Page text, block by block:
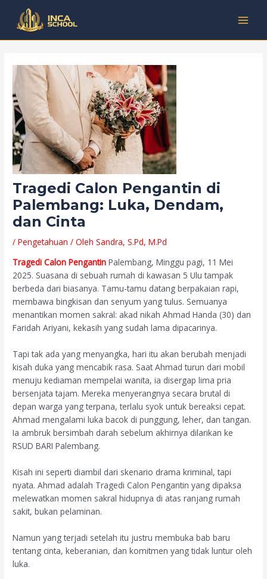
konten
Tragedi Calon Pengantin di
Palembang: Luka, Dendam,
dan Cinta
/Pengetahuan / OlehSandra, S.Pd, M.Pd
Tragedi Calon Pengantin Palembang, Minggu pagi, 11 Mei
2025. Suasana di sebuah rumah di kawasan 5 Ulu tampak
berbeda dari biasanya. Tamu-tamu datang berpakaian rapi,
membawa bingkisan dan senyum yang tulus. Semuanya
menantikan momen sakral: akad nikah Ahmad Handa (30) dan
Faridah Ariyani, kekasih yang sudah lama dipacarinya.
Tapi tak ada yang menyangka, hari itu akan berubah menjadi
kisah duka yang mencabik rasa. Saat Ahmad turun dari mobil
menuju kediaman mempelai wanita, ia disergap lima pria
bersenjata tajam. Mereka menyerangnya secara brutal di
depan warga yang terpana, terlalu syok untuk bereaksi cepat.
Ahmad mengalami luka bacok di punggung, leher, dan tangan.
Ia ambruk bersimbah darah sebelum akhirnya dilarikan ke
RSUD BARI Palembang.
Kisah ini seperti diambil dari skenario drama kriminal, tapi
nyata. Ahmad adalah Tragedi Calon Pengantin yang dipaksa
melewatkan momen sakral hidupnya di atas ranjang rumah
sakit, bukan pelaminan.
Namun yang terjadi setelah itu justru membuka bab baru
tentang cinta, keberanian, dan komitmen yang tidak luntur oleh
luka.
navigation
Kategori